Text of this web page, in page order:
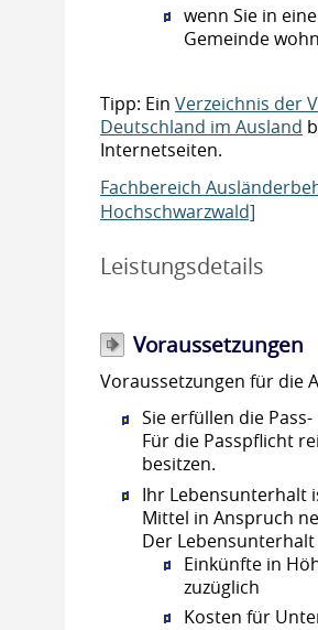
wenn Sie in
Gemeinde
Tipp: EinVerzeichnis der
Deutschland im Ausland
Internetseiten.
Fachbereich
Hochschwarzwald]
Leistungsdetails
Voraussetzungen
Voraussetzungen für die
Sie erfüllen die
Für die Passpflicht
besitzen.
Ihr Lebensunterhalt
Mittel in Anspruch
Der
Einkünfte in
zuzüglich
Kosten für